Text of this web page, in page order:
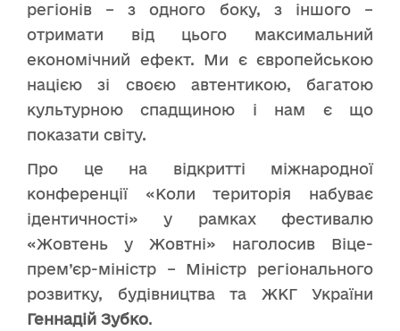
регіонів – з одного боку, з іншого –
отримати від цього максимальний
економічний ефект. Ми є європейською
нацією зі своєю автентикою, багатою
культурною спадщиною і нам є що
показати світу.
Про це на відкритті міжнародної
конференції «Коли територія набуває
ідентичності» у рамках фестивалю
«Жовтень у Жовтні» наголосив Віце-
прем’єр-міністр – Міністр регіонального
розвитку, будівництва та ЖКГ України
Геннадій Зубко.